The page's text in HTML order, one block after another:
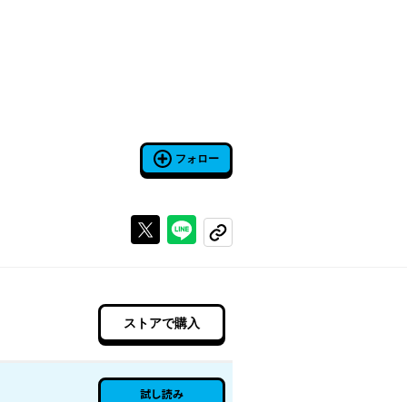
フォロー
Xで投稿するラインでシェアする
コピーする
ストアで購入
試し読み